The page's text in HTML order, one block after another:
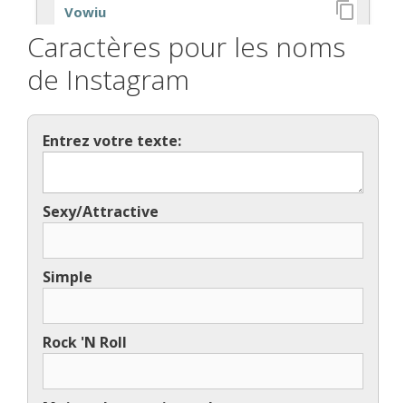
Caractères pour les noms
de Instagram
Entrez votre texte:
Sexy/Attractive
Simple
Rock 'N Roll